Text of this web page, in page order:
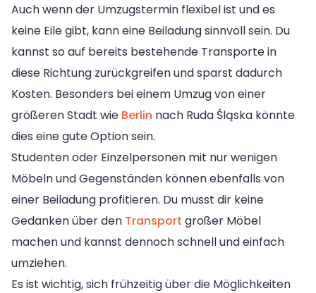
Auch wenn der Umzugstermin flexibel ist und es
keine Eile gibt, kann eine Beiladung sinnvoll sein. Du
kannst so auf bereits bestehende Transporte in
diese Richtung zurückgreifen und sparst dadurch
Kosten. Besonders bei einem Umzug von einer
größeren Stadt wie Berlin nach Ruda Śląska könnte
dies eine gute Option sein.
Studenten oder Einzelpersonen mit nur wenigen
Möbeln und Gegenständen können ebenfalls von
einer Beiladung profitieren. Du musst dir keine
Gedanken über den Transport großer Möbel
machen und kannst dennoch schnell und einfach
umziehen.
Es ist wichtig, sich frühzeitig über die Möglichkeiten